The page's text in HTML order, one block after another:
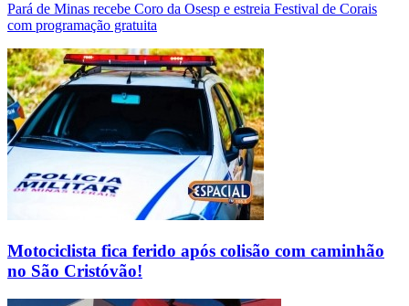
Pará de Minas recebe Coro da Osesp e estreia Festival de Corais
com programação gratuita
Motociclista fica ferido após colisão com caminhão
no São Cristóvão!